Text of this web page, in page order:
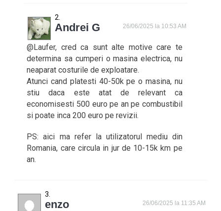
Andrei G 26/06/2025 la 10:53 AM
@Laufer, cred ca sunt alte motive care te
determina sa cumperi o masina electrica, nu
neaparat costurile de exploatare.
Atunci cand platesti 40-50k pe o masina, nu
stiu daca este atat de relevant ca
economisesti 500 euro pe an pe combustibil
si poate inca 200 euro pe revizii.
PS: aici ma refer la utilizatorul mediu din
Romania, care circula in jur de 10-15k km pe
an.
enzo 26/06/2025 la 11:35 AM